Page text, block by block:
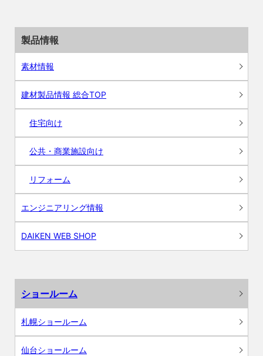
製品情報
素材情報
建材製品情報 総合TOP
住宅向け
公共・商業施設向け
リフォーム
エンジニアリング情報
DAIKEN WEB SHOP
ショールーム
札幌ショールーム
仙台ショールーム